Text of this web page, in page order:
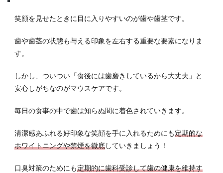
笑顔を見せたときに目に入りやすいのが歯や歯茎です。
歯や歯茎の状態も与える印象を左右する重要な要素になりま
す。
しかし、ついつい「食後には歯磨きしているから大丈夫」と
安心しがちなのがマウスケアです。
毎日の食事の中で歯は知らぬ間に着色されていきます。
清潔感あふれる好印象な笑顔を手に入れるためにも定期的な
ホワイトニングや禁煙を徹底していきましょう！
口臭対策のためにも定期的に歯科受診して歯の健康を維持す